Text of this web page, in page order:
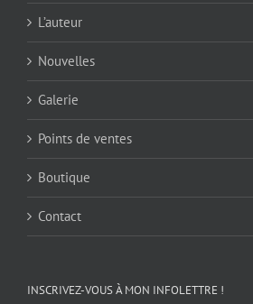
L’auteur
Nouvelles
Galerie
Points de ventes
Boutique
Contact
INSCRIVEZ-VOUS À MON INFOLETTRE !